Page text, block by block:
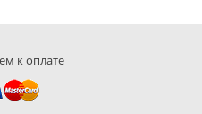
к оплате